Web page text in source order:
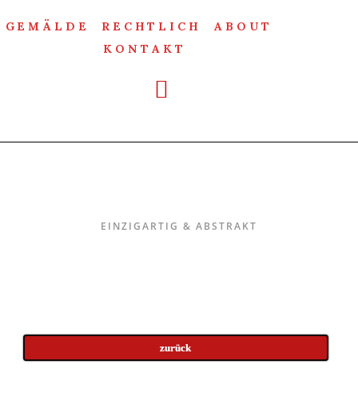
GEMÄLDE RECHTLICH ABOUT
KONTAKT
EINZIGARTIG & ABSTRAKT
zurück